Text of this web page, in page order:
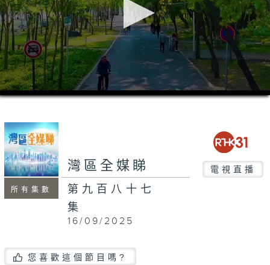
0
seconds
minutes,
6
seconds
所有集數
灣區全媒睇 電視直播
第九百八十七
集
16/09/2025
您喜歡這個節目嗎?